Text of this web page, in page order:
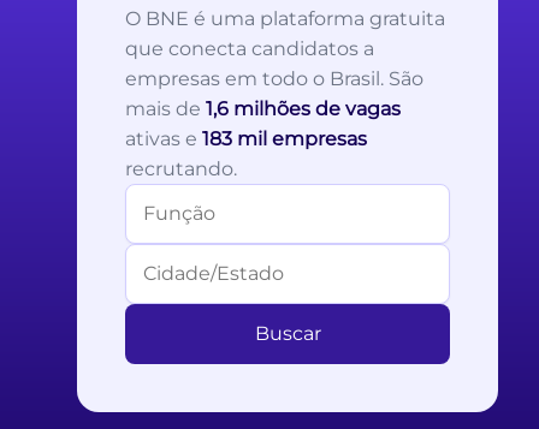
O BNE é uma plataforma gratuita
que conecta candidatos a
empresas em todo o Brasil. São
mais de 1,6 milhões de vagas
ativas e 183 mil empresas
recrutando.
Buscar